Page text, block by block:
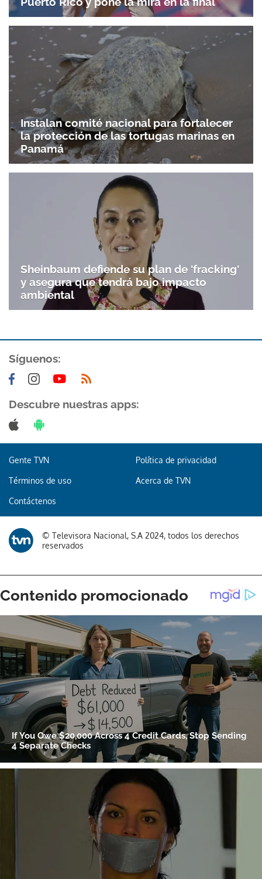
Gracias por suscribirte a nuestro boletín.
ACEPTAR
Instalan comité nacional para fortalecer
la protección de las tortugas marinas en
Panamá
Sheinbaum defiende su plan de 'fracking'
y asegura que tendrá bajo impacto
ambiental
Síguenos:
Descubre nuestras apps:
Gente TVN Política de privacidad
Términos de uso Acerca de TVN
Contáctenos
© Televisora Nacional, S.A 2024, todos los derechos
reservados